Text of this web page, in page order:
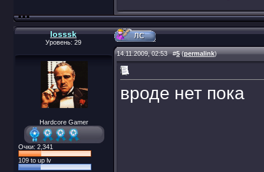
losssk
Уровень: 29
Hardcore Gamer
Очки: 2,341
109 to up lv
14.11.2009, 02:53#5(permalink)
вроде нет пока